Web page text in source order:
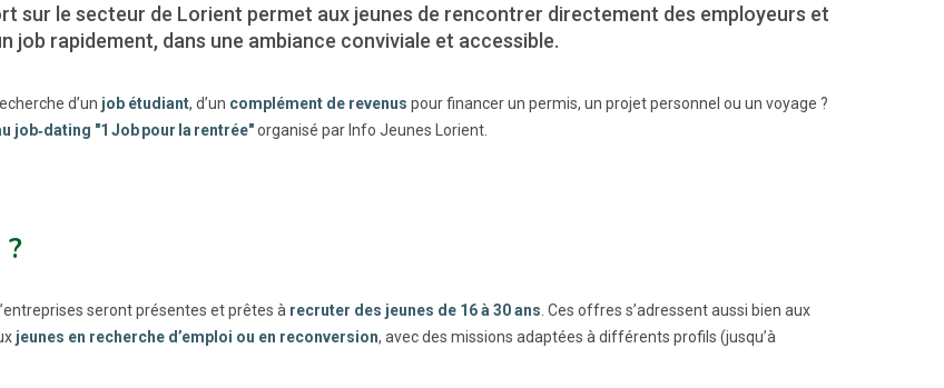
sur le secteur de Lorient permet aux jeunes de rencontrer directement des employeurs et
job rapidement, dans une ambiance conviviale et accessible.
d’un job étudiant, d’un complément de revenus pour financer un permis, un projet personnel ou un voyage ?
job‑dating "1 Job pour la rentrée"organisé par Info Jeunes Lorient.
seront présentes et prêtes à recruter des jeunes de 16 à 30 ans . Ces offres s’adressent aussi bien aux
jeunes en recherche d’emploi ou en reconversion, avec des missions adaptées à différents profils (jusqu’à